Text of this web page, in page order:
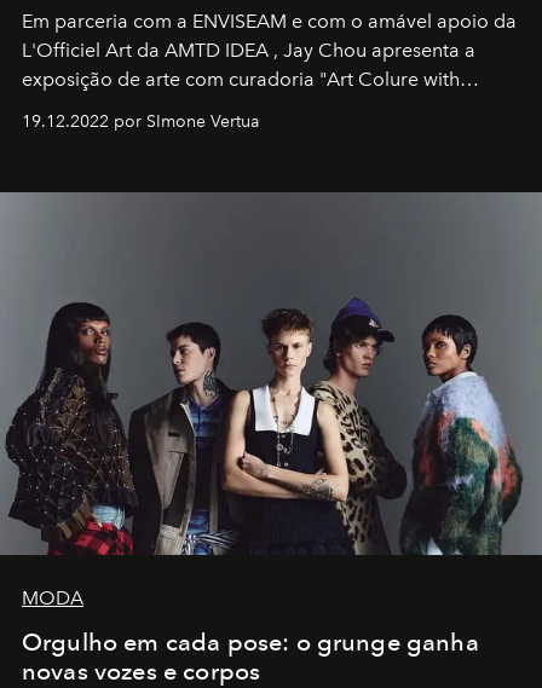
Em parceria com a ENVISEAM e com o amável apoio da
L'Officiel Art da AMTD IDEA , Jay Chou apresenta a
exposição de arte com curadoria "Art Colure with
19.12.2022 por SImone Vertua
MODA
Orgulho em cada pose: o grunge ganha
novas vozes e corpos